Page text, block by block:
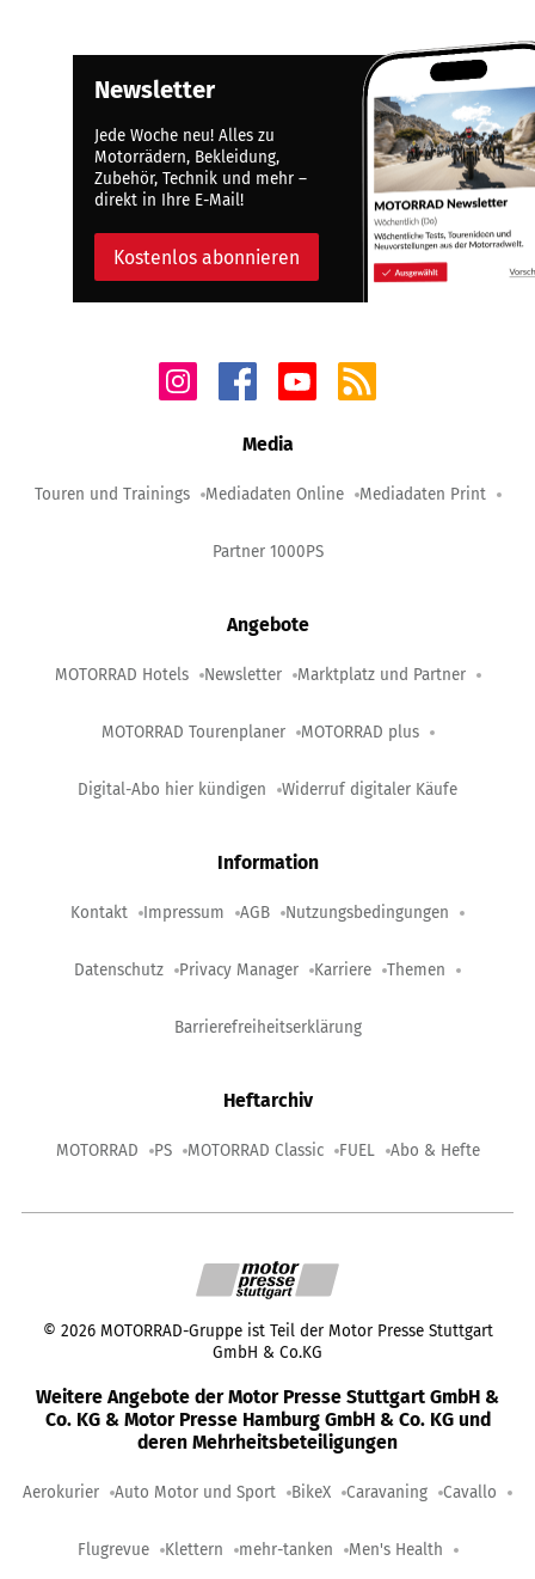
Newsletter
Jede Woche neu! Alles zu
Motorrädern, Bekleidung,
Zubehör, Technik und mehr –
direkt in Ihre E-Mail!
Kostenlos abonnieren
Media
Touren und Trainings Mediadaten Online Mediadaten Print
Partner 1000PS
Angebote
MOTORRAD Hotels Newsletter Marktplatz und Partner
MOTORRAD Tourenplaner MOTORRAD plus
Digital-Abo hier kündigen Widerruf digitaler Käufe
Information
Kontakt Impressum AGB Nutzungsbedingungen
Datenschutz Privacy Manager Karriere Themen
Barrierefreiheitserklärung
Heftarchiv
MOTORRAD PS MOTORRAD Classic FUEL Abo & Hefte
© 2026 MOTORRAD-Gruppe ist Teil der Motor Presse Stuttgart
GmbH & Co.KG
Weitere Angebote der Motor Presse Stuttgart GmbH &
Co. KG & Motor Presse Hamburg GmbH & Co. KG und
deren Mehrheitsbeteiligungen
Aerokurier Auto Motor und Sport BikeX Caravaning Cavallo
Flugrevue Klettern mehr-tanken Men's Health